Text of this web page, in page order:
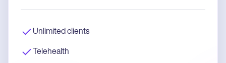
Unlimited clients
Telehealth